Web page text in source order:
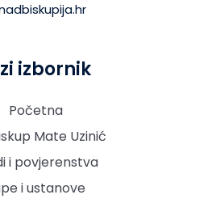
izbornik
Početna
Mate Uzinić
i povjerenstva
i ustanove